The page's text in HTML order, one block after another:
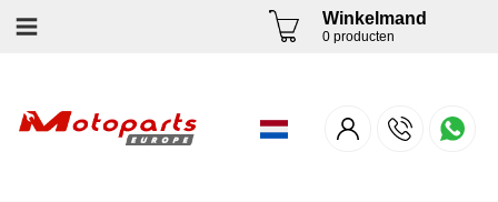
Winkelmand
0 producten